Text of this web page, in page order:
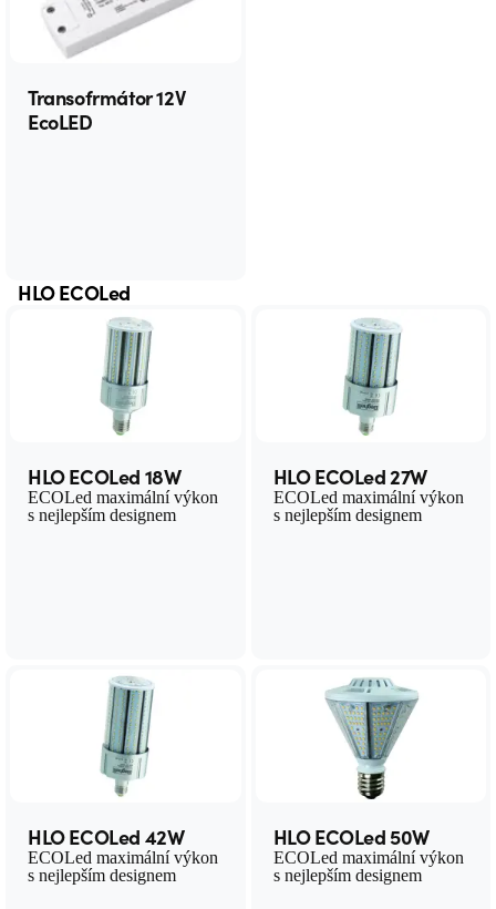
Transofrmátor 12V
EcoLED
HLO ECOLed
HLO ECOLed 18W
ECOLed maximální výkon
s nejlepším designem
HLO ECOLed 27W
ECOLed maximální výkon
s nejlepším designem
HLO ECOLed 42W
ECOLed maximální výkon
s nejlepším designem
HLO ECOLed 50W
ECOLed maximální výkon
s nejlepším designem